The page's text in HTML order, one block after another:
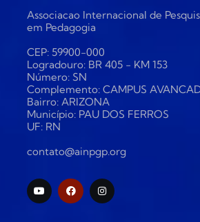
Associacao Internacional de
em Pedagogia
CEP: 59900-000
Logradouro: BR 405 - KM 153
Número: SN
Complemento: CAMPUS
Bairro: ARIZONA
Município: PAU DOS FERROS
UF: RN
contato@ainpgp.org